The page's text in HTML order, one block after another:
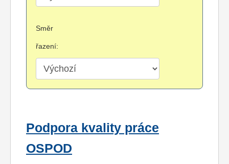
Směr
řazení:
Podpora kvality práce
OSPOD